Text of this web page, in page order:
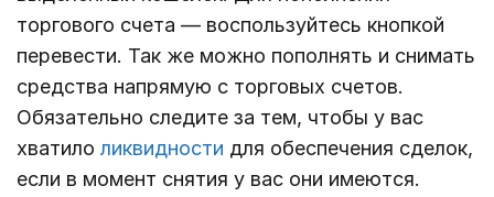
торгового счета — воспользуйтесь кнопкой
перевести. Так же можно пополнять и снимать
средства напрямую с торговых счетов.
Обязательно следите за тем, чтобы у вас
хватило ликвидности для обеспечения сделок,
если в момент снятия у вас они имеются.